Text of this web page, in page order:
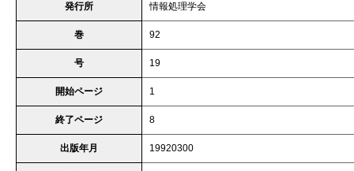
発行所 情報処理学会
巻 92
号 19
開始ページ 1
終了ページ 8
出版年月 19920300